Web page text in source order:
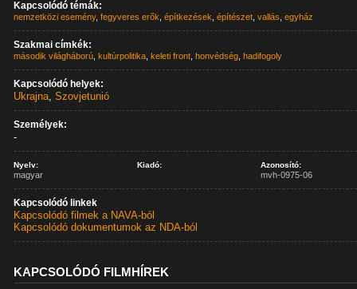
Kapcsolódó témák:
nemzetközi esemény,fegyveres erők ,építkezések ,építészet ,vallás ,egyház
Szakmai címkék:
második világháború ,kultúrpolitika ,keleti front ,honvédség ,hadifogoly
Kapcsolódó helyek:
Ukrajna,Szovjetunió
Személyek:
-
Nyelv:
magyar
Kiadó: Azonosító:
mvh-0975-06
Kapcsolódó linkek
Kapcsolódó filmek a NAVA-ból
Kapcsolódó dokumentumok az NDA-ból
KAPCSOLÓDÓ FILMHÍREK